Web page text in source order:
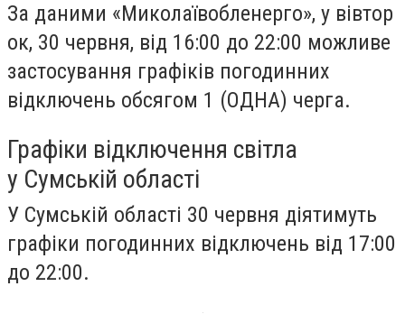
За даними «Миколаївобленерго», у вівтор
ок, 30 червня, від 16:00 до 22:00 можливе
застосування графіків погодинних
відключень обсягом 1 (ОДНА) черга.
Графіки відключення світла
у Сумській області
У Сумській області 30 червня діятимуть
графіки погодинних відключень від 17:00
до 22:00.